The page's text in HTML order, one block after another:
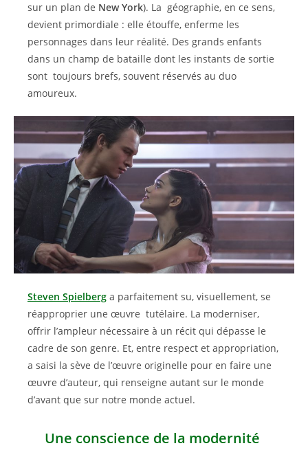
sur un plan de New York). La géographie, en ce sens,
devient primordiale : elle étouffe, enferme les
personnages dans leur réalité. Des grands enfants
dans un champ de bataille dont les instants de sortie
sont toujours brefs, souvent réservés au duo
amoureux.
Steven Spielberg a parfaitement su, visuellement, se
réapproprier une œuvre tutélaire. La moderniser,
offrir l’ampleur nécessaire à un récit qui dépasse le
cadre de son genre. Et, entre respect et appropriation,
a saisi la sève de l’œuvre originelle pour en faire une
œuvre d’auteur, qui renseigne autant sur le monde
d’avant que sur notre monde actuel.
Une conscience de la modernité